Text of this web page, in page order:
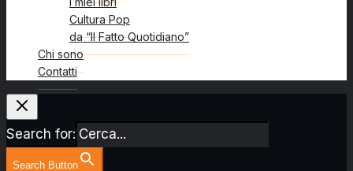
Cultura Pop
da “Il Fatto Quotidiano”
Chi sono
Contatti
Search for:
Search Button